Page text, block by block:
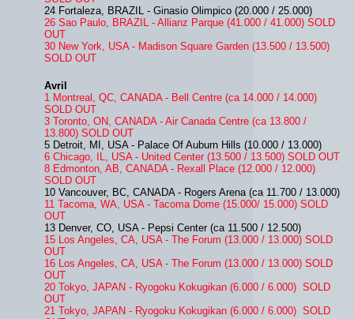
24 Fortaleza, BRAZIL - Ginasio Olimpico (20.000 / 25.000)
26 Sao Paulo, BRAZIL - Allianz Parque (41.000 / 41.000) SOLD
OUT
30 New York, USA - Madison Square Garden (13.500 / 13.500)
SOLD OUT
Avril
1 Montreal, QC, CANADA - Bell Centre (ca 14.000 / 14.000)
SOLD OUT
3 Toronto, ON, CANADA - Air Canada Centre (ca 13.800 /
13.800) SOLD OUT
5 Detroit, MI, USA - Palace Of Auburn Hills (10.000 / 13.000)
6 Chicago, IL, USA - United Center (13.500 / 13.500) SOLD OUT
8 Edmonton, AB, CANADA - Rexall Place (12.000 / 12.000)
SOLD OUT
10 Vancouver, BC, CANADA - Rogers Arena (ca 11.700 / 13.000)
11 Tacoma, WA, USA - Tacoma Dome (15.000/ 15.000) SOLD
OUT
13 Denver, CO, USA - Pepsi Center (ca 11.500 / 12.500)
15 Los Angeles, CA, USA - The Forum (13.000 / 13.000) SOLD
OUT
16 Los Angeles, CA, USA - The Forum (13.000 / 13.000) SOLD
OUT
20 Tokyo, JAPAN - Ryogoku Kokugikan (6.000 / 6.000) SOLD
OUT
21 Tokyo, JAPAN - Ryogoku Kokugikan (6.000 / 6.000) SOLD